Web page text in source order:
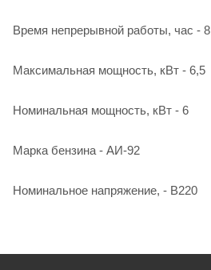
Время непрерывной работы, час - 8
Максимальная мощность, кВт - 6,5
Номинальная мощность, кВт - 6
Марка бензина - АИ-92
Номинальное напряжение, - В220